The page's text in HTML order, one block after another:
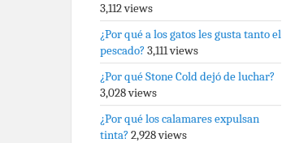
3,112 views
¿Por qué a los gatos les gusta tanto el
pescado? 3,111 views
¿Por qué Stone Cold dejó de luchar?
3,028 views
¿Por qué los calamares expulsan
tinta? 2,928 views